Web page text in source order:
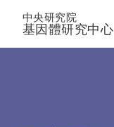
中央研究院
基因體研究中心